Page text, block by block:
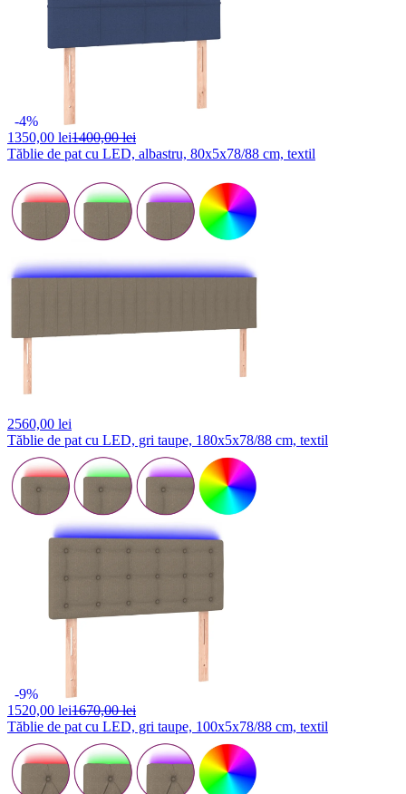
-4%
1350,00 lei1400,00 lei
Tăblie de pat cu LED, albastru, 80x5x78/88 cm, textil
2560,00 lei
Tăblie de pat cu LED, gri taupe, 180x5x78/88 cm, textil
-9%
1520,00 lei1670,00 lei
Tăblie de pat cu LED, gri taupe, 100x5x78/88 cm, textil